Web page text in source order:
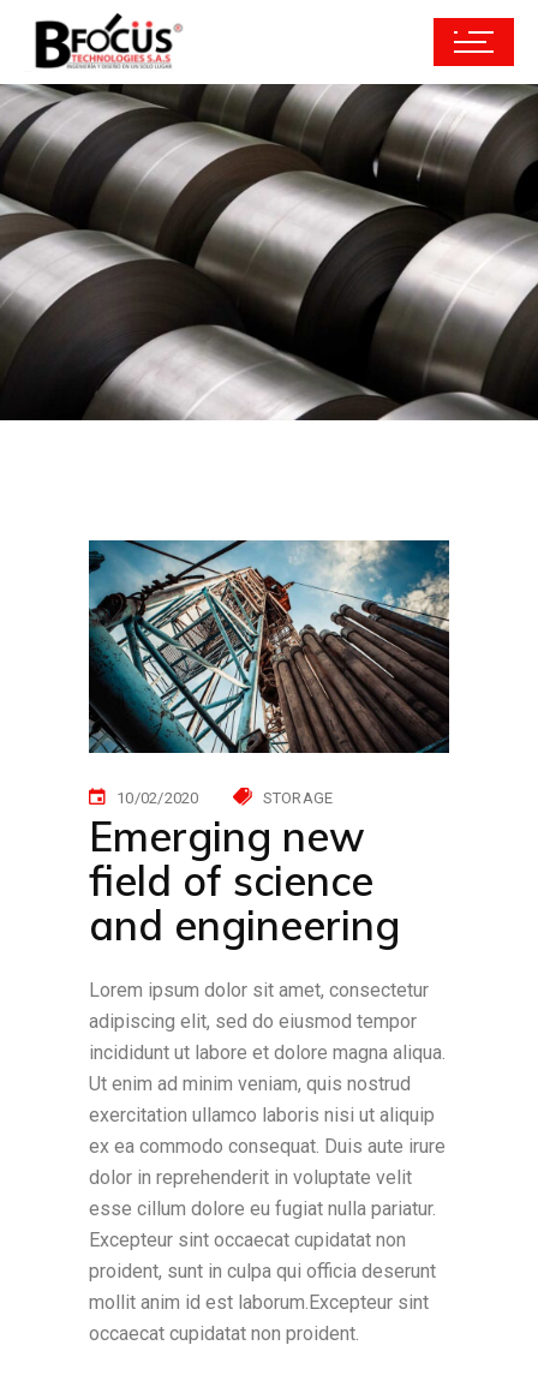
10/02/2020 STORAGE
Emerging new
field of science
and engineering
Lorem ipsum dolor sit amet, consectetur
adipiscing elit, sed do eiusmod tempor
incididunt ut labore et dolore magna aliqua.
Ut enim ad minim veniam, quis nostrud
exercitation ullamco laboris nisi ut aliquip
ex ea commodo consequat. Duis aute irure
dolor in reprehenderit in voluptate velit
esse cillum dolore eu fugiat nulla pariatur.
Excepteur sint occaecat cupidatat non
proident, sunt in culpa qui officia deserunt
mollit anim id est laborum.Excepteur sint
occaecat cupidatat non proident.